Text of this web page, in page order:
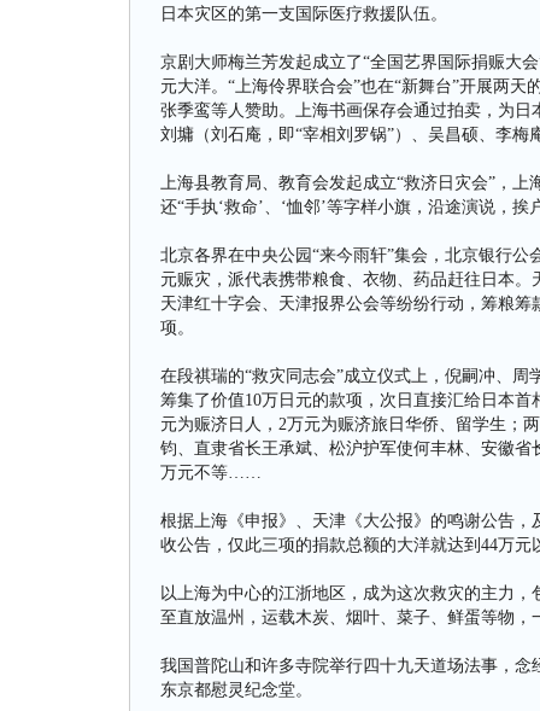
日本灾区的第一支国际医疗救援队伍。
京剧大师梅兰芳发起成立了“全国艺界国际捐赈大
元大洋。“上海伶界联合会”也在“新舞台”开展两
张季鸾等人赞助。上海书画保存会通过拍卖，为
刘墉（刘石庵，即“宰相刘罗锅”）、吴昌硕、李梅
上海县教育局、教育会发起成立“救济日灾会”，
还“手执‘救命’、‘恤邻’等字样小旗，沿途演说，
北京各界在中央公园“来今雨轩”集会，北京银行
元赈灾，派代表携带粮食、衣物、药品赶往日本
天津红十字会、天津报界公会等纷纷行动，筹粮
项。
在段祺瑞的“救灾同志会”成立仪式上，倪嗣冲、
筹集了价值10万日元的款项，次日直接汇给日本
元为赈济日人，2万元为赈济旅日华侨、留学生；
钧、直隶省长王承斌、松沪护军使何丰林、安徽
万元不等……
根据上海《申报》、天津《大公报》的鸣谢公告
收公告，仅此三项的捐款总额的大洋就达到44万元
以上海为中心的江浙地区，成为这次救灾的主力
至直放温州，运载木炭、烟叶、菜子、鲜蛋等物，
我国普陀山和许多寺院举行四十九天道场法事，
东京都慰灵纪念堂。